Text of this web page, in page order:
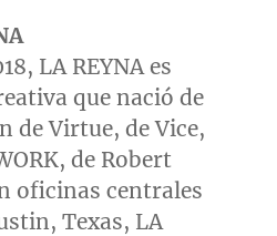
LA REYNA es
que nació de
de Virtue, de Vice,
de Robert
oficinas centrales
Texas, LA